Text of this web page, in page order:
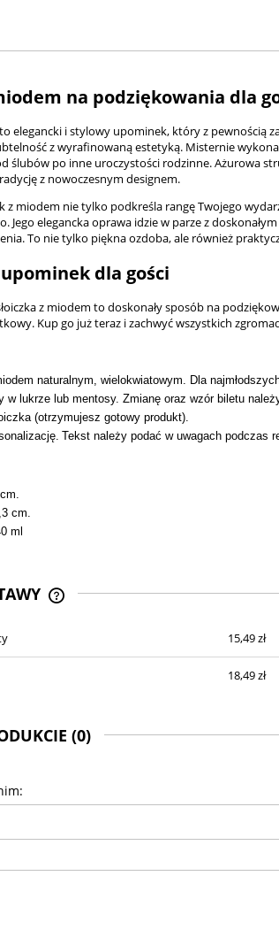
na podziękowania dla
elegancki i stylowy upominek, który z pewnością
z wyrafinowaną estetyką. Misternie
ślubów po inne uroczystości rodzinne. Ażurowa
z nowoczesnym designem.
z miodem nie tylko podkreśla rangę Twojego
Jego elegancka oprawa idzie w parze z
To nie tylko piękna ozdoba, ale również
dla gości
z miodem to doskonały sposób na
Kup go już teraz i zachwyć wszystkich
naturalnym, wielokwiatowym. Dla
w lukrze lub mentosy. Zmianę oraz wzór biletu
(otrzymujesz gotowy produkt).
Tekst należy podać w uwagach podczas
cm.
ml
CENA NIE ZAWIERA EWENTUALNYCH
KOSZTÓW PŁATNOŚCI
15,49 zł
18,49 zł
(0)